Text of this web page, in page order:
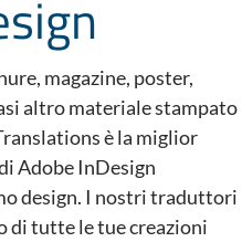
magazine, poster,
altro materiale stampato
è la miglior
Adobe InDesign
design. I nostri traduttori
di tutte le tue creazioni